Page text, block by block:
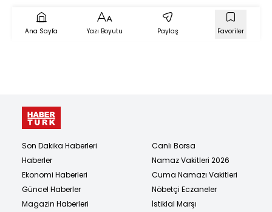
Ana Sayfa Yazı Boyutu Paylaş Favoriler
Son Dakika Haberleri
Haberler
Ekonomi Haberleri
Güncel Haberler
Magazin Haberleri
Canlı Borsa
Namaz Vakitleri 2026
Cuma Namazı Vakitleri
Nöbetçi Eczaneler
İstiklal Marşı